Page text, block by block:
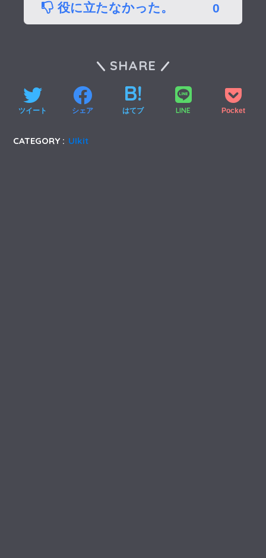
役に立たなかった。 0
SHARE
ツイート シェア はてブ LINE Pocket
CATEGORY : UIkit